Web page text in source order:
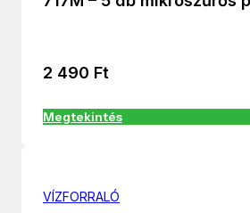
2 490 Ft
Megtekintés
VÍZFORRALÓ